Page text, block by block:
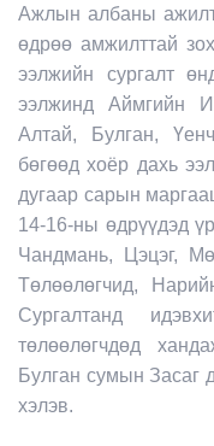
Ажлын албаны
өдрөө амжилттай
ээлжийн сургалт
ээлжинд Аймгийн
Алтай, Булган,
бөгөөд хоёр дахь
дугаар сарын
14-16-ны өдрүүдэд
Чандмань, Цэцэг,
Төлөөлөгчид,
Сургалтанд
төлөөлөгчдөд
Булган сумын Засаг
хэлэв.